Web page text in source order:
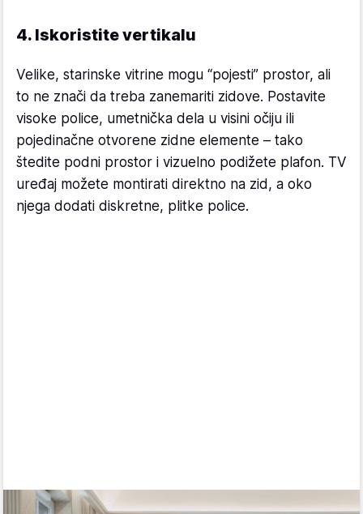
4. Iskoristite vertikalu
Velike, starinske vitrine mogu “pojesti” prostor, ali
to ne znači da treba zanemariti zidove. Postavite
visoke police, umetnička dela u visini očiju ili
pojedinačne otvorene zidne elemente – tako
štedite podni prostor i vizuelno podižete plafon. TV
uređaj možete montirati direktno na zid, a oko
njega dodati diskretne, plitke police.